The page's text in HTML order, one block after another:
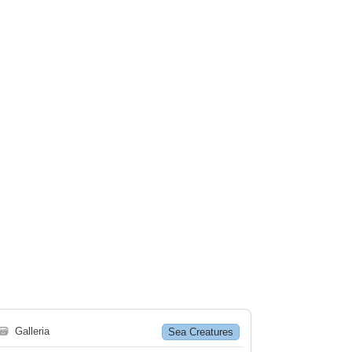
Galleria Sea Creatures